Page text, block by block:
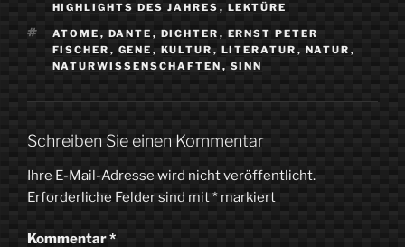
HIGHLIGHTS DES JAHRES , LEKTÜRE
SCHLAGWÖRTER
ATOME , DANTE , DICHTER , ERNST PETER
FISCHER , GENE , KULTUR , LITERATUR , NATUR ,
NATURWISSENSCHAFTEN , SINN
Schreiben Sie einen Kommentar
Ihre E-Mail-Adresse wird nicht veröffentlicht.
Erforderliche Felder sind mit* markiert
Kommentar*